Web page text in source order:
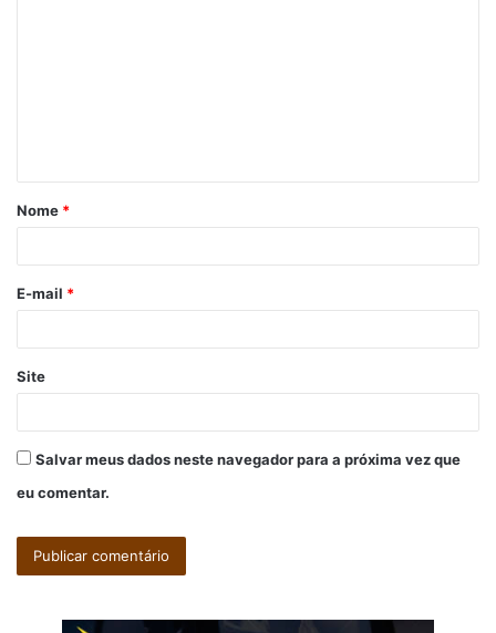
á
r
*
Nome *
E-mail *
Site
Salvar meus dados neste navegador para a próxima vez que
eu comentar.